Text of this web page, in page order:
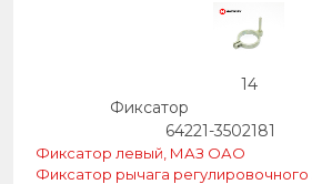
14
Фиксатор
64221-3502181
Фиксатор левый, МАЗ ОАО
Фиксатор рычага регулировочного